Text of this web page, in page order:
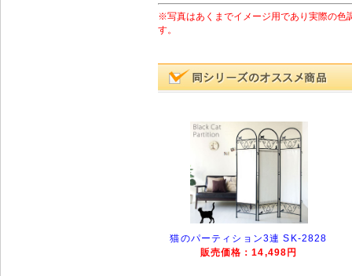
※写真はあくまでイメージ用であり実際の色
す。
猫のパーティション3連 SK-2828
販売価格：14,498円